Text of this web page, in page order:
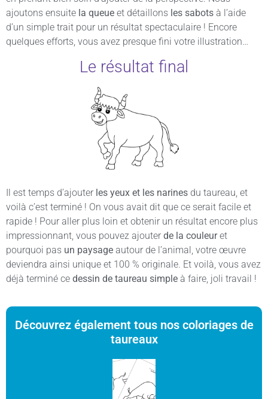
ajoutons ensuite la queue et détaillons les sabots à l’aide
d’un simple trait pour un résultat spectaculaire ! Encore
quelques efforts, vous avez presque fini votre illustration…
Le résultat final
Il est temps d’ajouter les yeux et les narines du taureau, et
voilà c’est terminé ! On vous avait dit que ce serait facile et
rapide ! Pour aller plus loin et obtenir un résultat encore plus
impressionnant, vous pouvez ajouter de la couleuret
pourquoi pas un paysage autour de l’animal, votre œuvre
deviendra ainsi unique et 100 % originale. Et voilà, vous avez
déjà terminé ce dessin de taureau simple à faire, joli travail !
Découvrez également tous nos coloriages de
taureaux